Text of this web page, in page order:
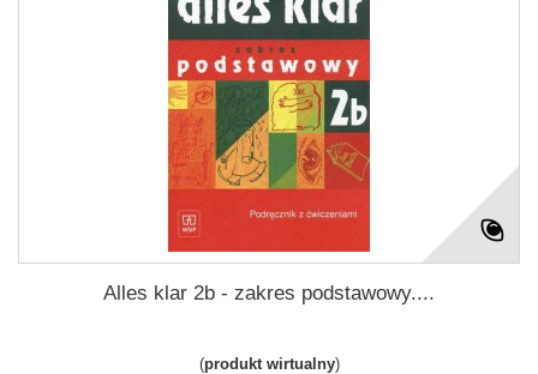
Alles klar 2b - zakres podstawowy....
(produkt wirtualny)